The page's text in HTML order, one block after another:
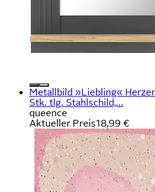
Metallbild »Liebling«
Stk. tlg. Stahlschild,...
queence
Aktueller Preis18,99 €